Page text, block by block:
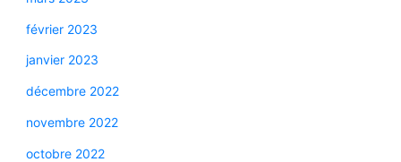
février 2023
janvier 2023
décembre 2022
novembre 2022
octobre 2022